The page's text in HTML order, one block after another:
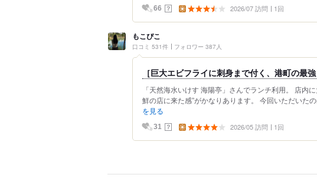
66 ？ 2026/07 訪問 1回
もこぴこ
口コミ 531件 フォロワー 387人
［巨大エビフライに刺身まで付く、港町の最
「天然海水いけす 海陽亭」さんでランチ利用。 店内
鮮の店に来た感”がかなりあります。 今回いただいた
を見る
31 ？ 2026/05 訪問 1回